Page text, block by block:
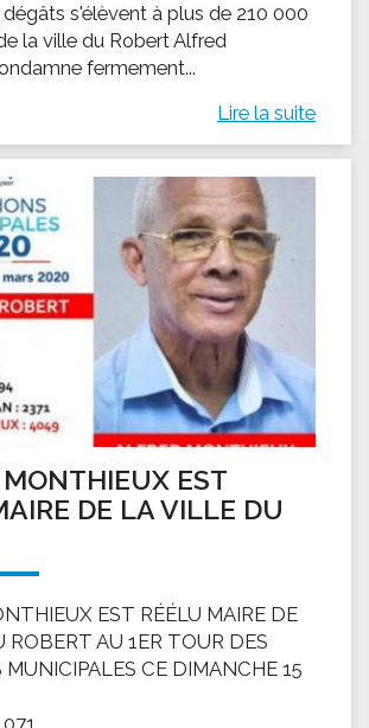
s'élèvent à plus de 210 000
la ville du Robert Alfred
fermement...
Lire la suite
EST
DE LA VILLE DU
EST RÉÉLU MAIRE DE
ROBERT AU 1ER TOUR DES
CE DIMANCHE 15